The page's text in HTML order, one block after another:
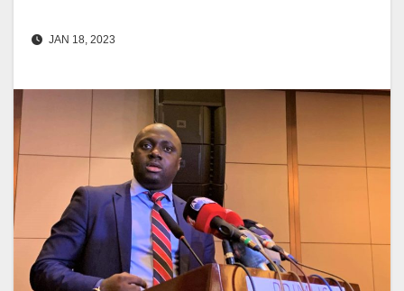
JAN 18, 2023